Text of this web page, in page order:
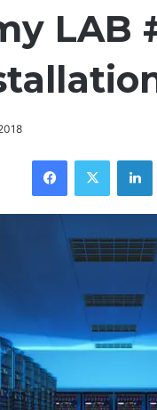
LAB